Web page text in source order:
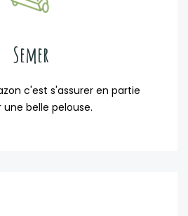
Semer
c'est s'assurer en partie
une belle pelouse.